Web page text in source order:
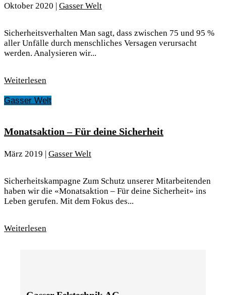
Oktober 2020 | Gasser Welt
Sicherheitsverhalten Man sagt, dass zwischen 75 und 95 %
aller Unfälle durch menschliches Versagen verursacht
werden. Analysieren wir...
Weiterlesen
Gasser Welt
Monatsaktion – Für deine Sicherheit
März 2019 | Gasser Welt
Sicherheitskampagne Zum Schutz unserer Mitarbeitenden
haben wir die «Monatsaktion – Für deine Sicherheit» ins
Leben gerufen. Mit dem Fokus des...
Weiterlesen